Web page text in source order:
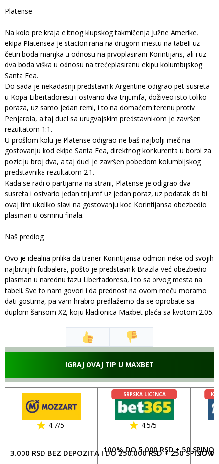
Platense
Na kolo pre kraja elitnog klupskog takmičenja Južne Amerike,
ekipa Platensea je stacionirana na drugom mestu na tabeli uz
četiri boda manjka u odnosu na prvoplasirani Korintijans, ali i uz
dva boda viška u odnosu na trećeplasiranu ekipu kolumbijskog
Santa Fea.
Do sada je nekadašnji predstavnik Argentine odigrao pet susreta
u Kopa Libertadoresu i ostvario dva trijumfa, doživeo isto toliko
poraza, uz samo jedan remi, i to na domaćem terenu protiv
Penjarola, a taj duel sa urugvajskim predstavnikom je završen
rezultatom 1:1.
U prošlom kolu je Platense odigrao ne baš najbolji meč na
gostovanju kod ekipe Santa Fea, direktnog konkurenta u borbi za
poziciju broj dva, a taj duel je završen pobedom kolumbijskog
predstavnika rezultatom 2:1.
Kada se radi o partijama na strani, Platense je odigrao dva
susreta i ostvario jedan trijumf uz jedan poraz, uz podatak da bi
ovaj tim ukoliko slavi na gostovanju kod Korintijansa obezbedio
plasman u osminu finala.
Naš predlog
Ovo je idealna prilika da trener Korintijansa odmori neke od svojih
najbitnijih fudbalera, pošto je predstavnik Brazila već obezbedio
plasman u narednu fazu Libertadoresa, i to sa prvog mesta na
tabeli. Sve to nam govori i da prednost na ovom meču moramo
dati gostima, pa vam hrabro predlažemo da se oprobate sa
duplom šansom X2, koju kladionica Maxbet plaća sa kvotom 2.05.
IGRAJ OVAJ TIP U MAXBET
4.7/5
3.000 RSD BEZ DEPOZITA I DO 250.000 RSD + 250 SPINOVA
SRPSKA LICENCA
4.5/5
100% DO 5.000 RSD + 50 DO